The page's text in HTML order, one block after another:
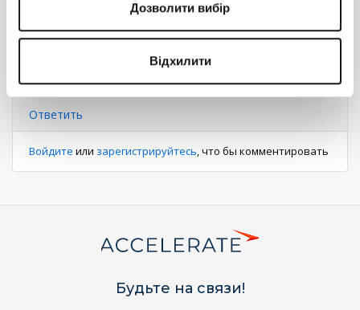
Дозволити вибір
Відхилити
Попробуйте сравнивать наполнение системных таблиц,
связанных с разделами (вроде SysModule, SysModuleEdit
Либо произведите автоматический поиск по всем полям
Ответить
Войдите или зарегистрируйтесь, что бы комментировать
Будьте на связи!